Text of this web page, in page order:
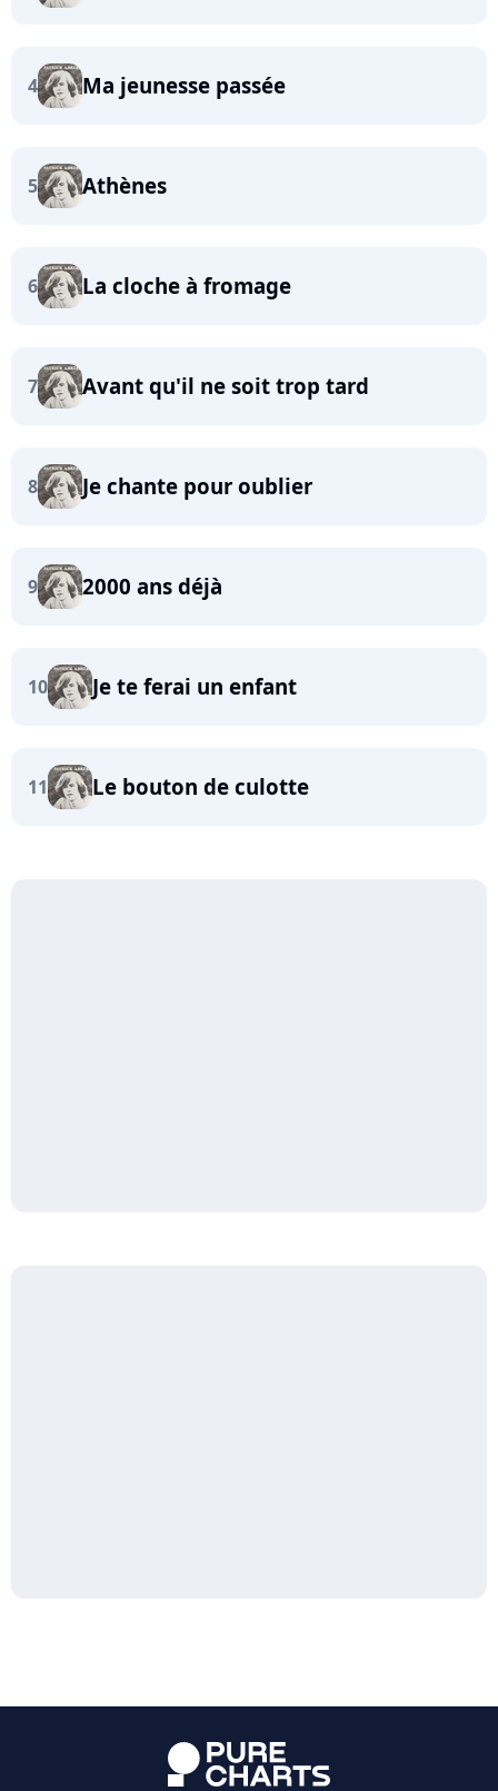
4 Ma jeunesse passée
5 Athènes
6 La cloche à fromage
7 Avant qu'il ne soit trop tard
8 Je chante pour oublier
9 2000 ans déjà
10 Je te ferai un enfant
11 Le bouton de culotte